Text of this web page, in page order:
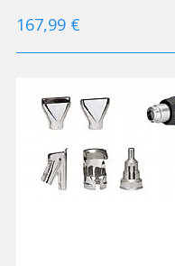
167,99 €